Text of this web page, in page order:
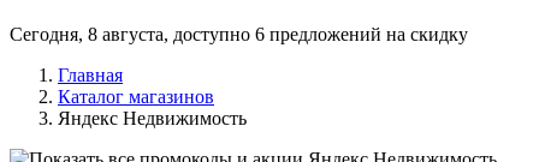
Сегодня, 8 августа, доступно 6 предложений на скидку
Главная
Каталог магазинов
Яндекс Недвижимость